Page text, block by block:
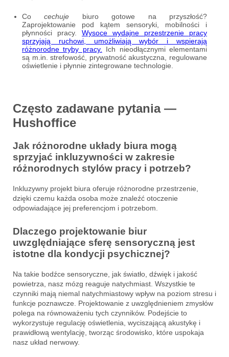
Cocechuje biuro gotowe na przyszłość?
Zaprojektowanie pod kątem sensoryki, mobilności i
płynności pracy. Wysoce wydajne przestrzenie pracy
sprzyjają ruchowi, umożliwiają wybór i wspierają
różnorodne tryby pracy.
Ich nieodłącznymi elementami
są m.in. strefowość, prywatność akustyczna, regulowane
oświetlenie i płynnie zintegrowane technologie.
Często zadawane pytania —
Hushoffice
Jak różnorodne układy biura mogą
sprzyjać inkluzywności w zakresie
różnorodnych stylów pracy i potrzeb?
Inkluzywny projekt biura oferuje różnorodne przestrzenie,
dzięki czemu każda osoba może znaleźć otoczenie
odpowiadające jej preferencjom i potrzebom.
Dlaczego projektowanie biur
uwzględniające sferę sensoryczną jest
istotne dla kondycji psychicznej?
Na takie bodźce sensoryczne, jak światło, dźwięk i jakość
powietrza, nasz mózg reaguje natychmiast. Wszystkie te
czynniki mają niemal natychmiastowy wpływ na poziom stresu i
funkcje poznawcze. Projektowanie z uwzględnieniem zmysłów
polega na równoważeniu tych czynników. Podejście to
wykorzystuje regulację oświetlenia, wyciszającą akustykę i
prawidłową wentylację, tworząc środowisko, które uspokaja
nasz układ nerwowy.